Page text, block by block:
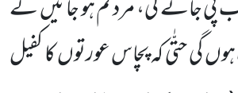
پی جائے گی، مرد کم ہو جائیں گے
گی حتّٰی کہ پچاس عورتوں کا کفیل